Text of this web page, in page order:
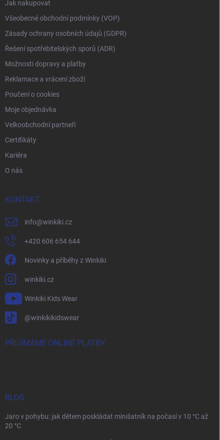
Jak nakupovat
Všeobecné obchodní podmínky (VOP)
Zásady ochrany osobních údajů (GDPR)
Řešení spotřebitelských sporů (ADR)
Možnosti dopravy a platby
Reklamace a vrácení zboží
Poučení o cookies
Moje objednávka
Velkoobchodní partneři
Certifikáty
Kariéra
O nás
KONTAKT
info@winkiki.cz
+420 606 654 644
Novinky a příběhy z Winkiki
winkiki.cz
Winkiki Kids Wear
@winkikikidswear
PŘIJÍMÁME ONLINE PLATBY
BLOG
Jaro v pohybu: jak dětem poskládat minišatník na počasí v 10 °C až
20 °C